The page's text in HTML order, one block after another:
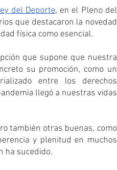
del Deporte, en el Pleno del
que destacaron la novedad
física como esencial.
que supone que nuestra
su promoción, como un
entre los derechos
llegó a nuestras vidas
también otras buenas, como
y plenitud en muchos
ha sucedido.